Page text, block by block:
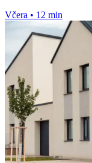
Včera • 12 min